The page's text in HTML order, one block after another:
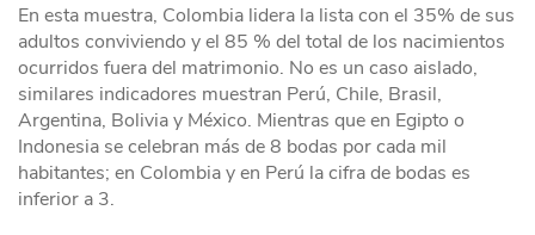
En esta muestra, Colombia lidera la lista con el 35% de sus
adultos conviviendo y el 85 % del total de los nacimientos
ocurridos fuera del matrimonio. No es un caso aislado,
similares indicadores muestran Perú, Chile, Brasil,
Argentina, Bolivia y México. Mientras que en Egipto o
Indonesia se celebran más de 8 bodas por cada mil
habitantes; en Colombia y en Perú la cifra de bodas es
inferior a 3.